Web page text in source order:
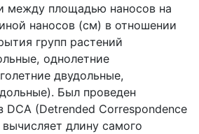
между площадью наносов на
наносов (см) в отношении
групп растений
однолетние
двудольные,
Был проведен
DCA (Detrended Correspondence
длину самого